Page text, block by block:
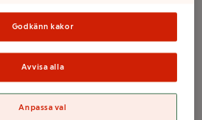
Wars
X-
75390
Godkänn kakor
Avvisa alla
Anpassa val